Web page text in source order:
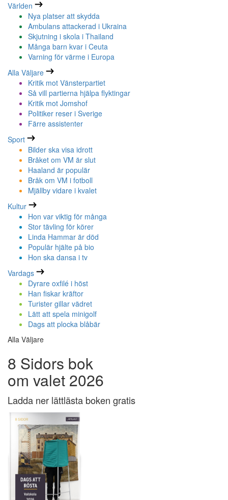
Världen
Nya platser att skydda
Ambulans attackerad i Ukraina
Skjutning i skola i Thailand
Många barn kvar i Ceuta
Varning för värme i Europa
Alla Väljare
Kritik mot Vänsterpartiet
Så vill partierna hjälpa flyktingar
Kritik mot Jomshof
Politiker reser i Sverige
Färre assistenter
Sport
Bilder ska visa idrott
Bråket om VM är slut
Haaland är populär
Bråk om VM i fotboll
Mjällby vidare i kvalet
Kultur
Hon var viktig för många
Stor tävling för körer
Linda Hammar är död
Populär hjälte på bio
Hon ska dansa i tv
Vardags
Dyrare oxfilé i höst
Han fiskar kräftor
Turister gillar vädret
Lätt att spela minigolf
Dags att plocka blåbär
Alla Väljare
8 Sidors bok
om valet 2026
Ladda ner lättlästa boken gratis